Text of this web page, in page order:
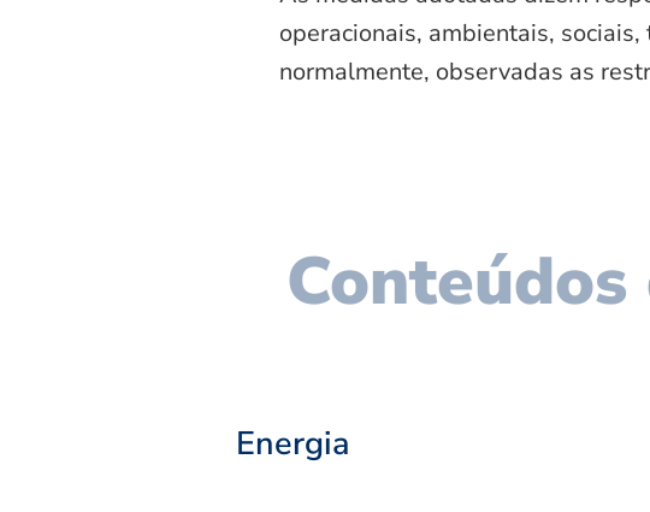
operacionais, ambientais,
normalmente, observadas as
Energia